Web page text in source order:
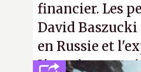
financier. Les
David
en Russie et
L'avenir